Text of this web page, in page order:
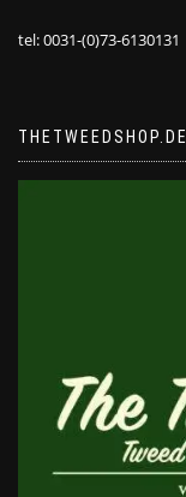
tel: 0031-(0)73-6130131
THETWEEDSHOP.DE